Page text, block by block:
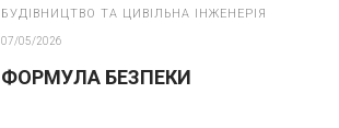
БУДІВНИЦТВО ТА ЦИВІЛЬНА ІНЖЕНЕРІЯ
07/05/2026
ФОРМУЛА БЕЗПЕКИ